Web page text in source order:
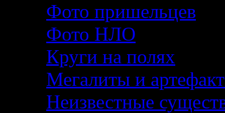
Фото пришельцев
Фото НЛО
Круги на полях
Мегалиты и
Неизвестные